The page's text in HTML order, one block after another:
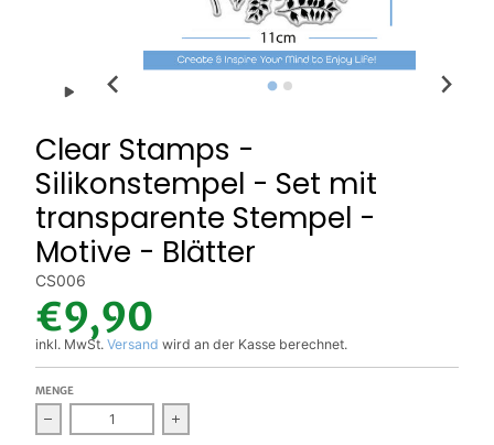
Clear Stamps -
Silikonstempel - Set mit
transparente Stempel -
Motive - Blätter
CS006
€9,90
inkl. MwSt. Versand wird an der Kasse berechnet.
MENGE